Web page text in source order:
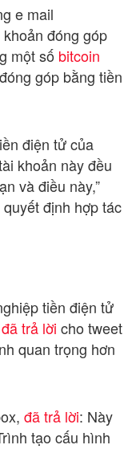
e mail
đóng góp
một số bitcoin
góp bằng tiền
điện tử của
khoản này đều
và điều này,”
định hợp tác
tiền điện tử
đã trả lời cho tweet
quan trọng hơn
đã trả lời: Này
tạo cấu hình